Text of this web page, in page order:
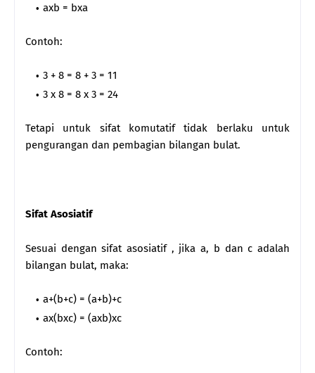
axb = bxa
Contoh:
3 + 8 = 8 + 3 = 11
3 x 8 = 8 x 3 = 24
Tetapi untuk sifat komutatif tidak berlaku untuk
pengurangan dan pembagian bilangan bulat.
Sifat Asosiatif
Sesuai dengan sifat asosiatif , jika a, b dan c adalah
bilangan bulat, maka:
a+(b+c) = (a+b)+c
ax(bxc) = (axb)xc
Contoh: